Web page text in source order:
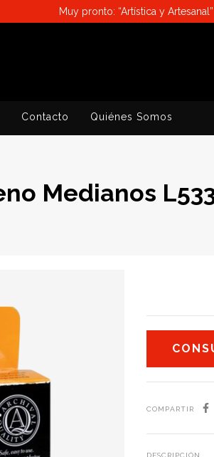
Muy pronto: “Artística y Artesanal”
Contacto Quiénes Somos
Medianos
COMPARTIR
DESCRIPCIÓN